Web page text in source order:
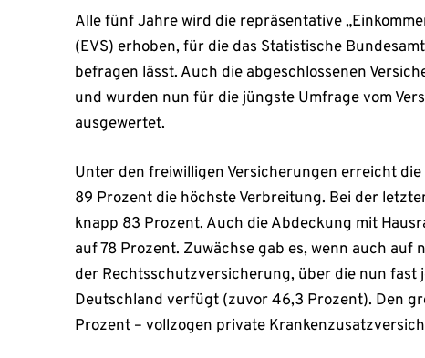
Alle fünf Jahre wird die repräsentative
(EVS) erhoben, für die das Statistische
befragen lässt. Auch die abgeschlossenen
und wurden nun für die jüngste Umfrage vom
ausgewertet.
Unter den freiwilligen Versicherungen erreicht
89 Prozent die höchste Verbreitung. Bei der
knapp 83 Prozent. Auch die Abdeckung mit
auf 78 Prozent. Zuwächse gab es, wenn auch auf
der Rechtsschutzversicherung, über die nun fast
Deutschland verfügt (zuvor 46,3 Prozent). Den
Prozent – vollzogen private